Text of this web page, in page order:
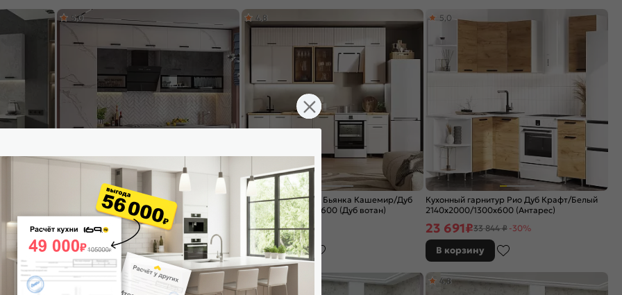
Кухонный гарнитур Техно Мрамор белый
софт, Бетон графит/Белый 2500x3000x600
5,0
53 808₽
В корзину
Кухонный гарнитур Бьянка Кашемир/Дуб
Крафт 2500x2600x600 (Дуб вотан)
4,8
42 348₽
В корзину
Кухонный гарнитур Рио Дуб Крафт/Белый
2140x2000/1300x600 (Антарес)
5,0
23 691₽33 844 ₽ -30%
В корзину
4,9 4,8